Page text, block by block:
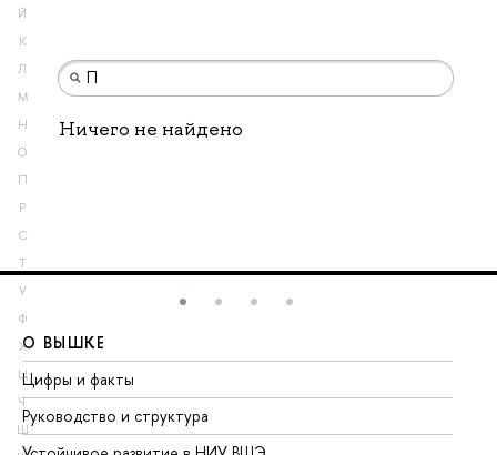
Й
К
Л
М
Н
О
П
Р
С
Т
У
Ф
Х
Ц
Ч
Ш
Ничего не найдено
О ВЫШКЕ
Цифры и факты
Руководство и структура